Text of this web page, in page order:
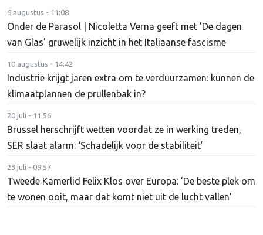
6 augustus - 11:08
Onder de Parasol | Nicoletta Verna geeft met 'De dagen
van Glas' gruwelijk inzicht in het Italiaanse fascisme
10 augustus - 14:42
Industrie krijgt jaren extra om te verduurzamen: kunnen de
klimaatplannen de prullenbak in?
20 juli - 11:56
Brussel herschrijft wetten voordat ze in werking treden,
SER slaat alarm: ‘Schadelijk voor de stabiliteit’
23 juli - 09:57
Tweede Kamerlid Felix Klos over Europa: 'De beste plek om
te wonen ooit, maar dat komt niet uit de lucht vallen'